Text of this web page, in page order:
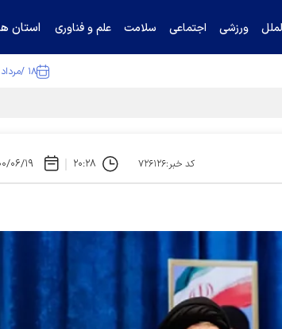
ورزشی اجتماعی سلامت علم و فناوری استان
۱۸ /مرداد /۱۴۰۵
کد خبر:۷۲۶۱۲۶ ۲۰:۲۸ ۱۴۰۰/